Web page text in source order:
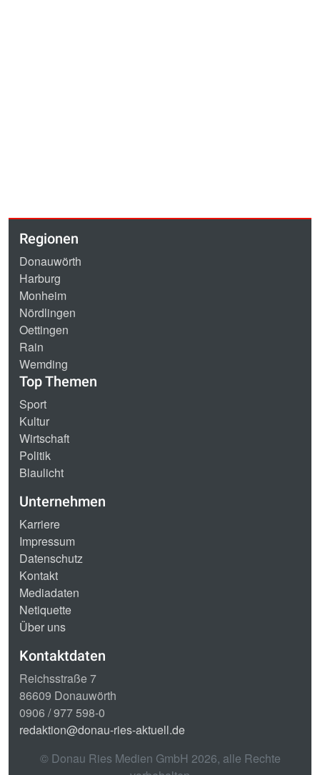
Regionen
Donauwörth
Harburg
Monheim
Nördlingen
Oettingen
Rain
Wemding
Top Themen
Sport
Kultur
Wirtschaft
Politik
Blaulicht
Unternehmen
Karriere
Impressum
Datenschutz
Kontakt
Mediadaten
Netiquette
Über uns
Kontaktdaten
Reichsstraße 7
86609 Donauwörth
0906 / 977 598-0
redaktion@donau-ries-aktuell.de
© Donau Ries Medien GmbH 2026, alle Rechte